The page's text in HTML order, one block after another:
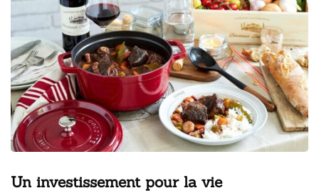
Un investissement pour la vie